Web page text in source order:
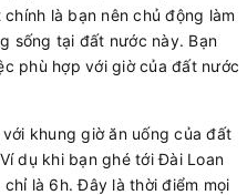
là bạn nên chủ động làm
sống tại đất nước này. Bạn
phù hợp với giờ của đất nước
khung giờ ăn uống của đất
dụ khi bạn ghé tới Đài Loan
là 6h. Đây là thời điểm mọi